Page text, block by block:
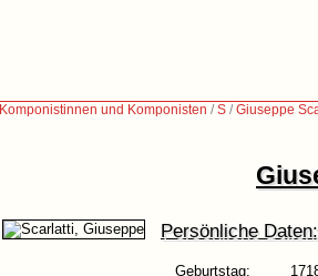
Komponistinnen und Komponisten /S /Giuseppe
Persönliche Daten:
Geburtstag: